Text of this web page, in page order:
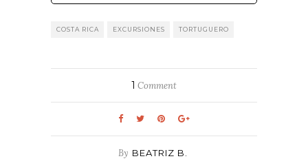
COSTA RICA EXCURSIONES TORTUGUERO
1 Comment
By BEATRIZ B.